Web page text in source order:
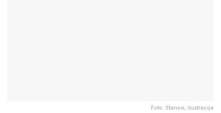
Foto: Stanovi, ilustracija